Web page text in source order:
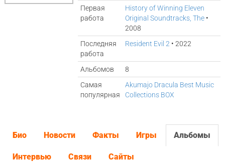
Первая
работа
History of Winning Eleven
Original Soundtracks, The •
2008
Последняя
работа
Resident Evil 2 • 2022
Альбомов
8
Самая
популярная
Akumajo Dracula Best Music
Collections BOX
Био Новости Факты Игры Альбомы
Интервью Связи Сайты